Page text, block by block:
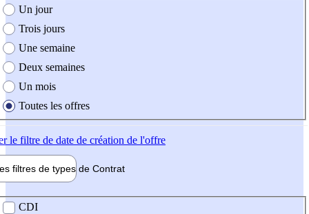
création de l'offre
Un jour
Trois jours
Une semaine
Deux semaines
Un mois
Toutes les offres
le filtre de date de création de l'offre
filtres de types de Contrat
contrat
CDI